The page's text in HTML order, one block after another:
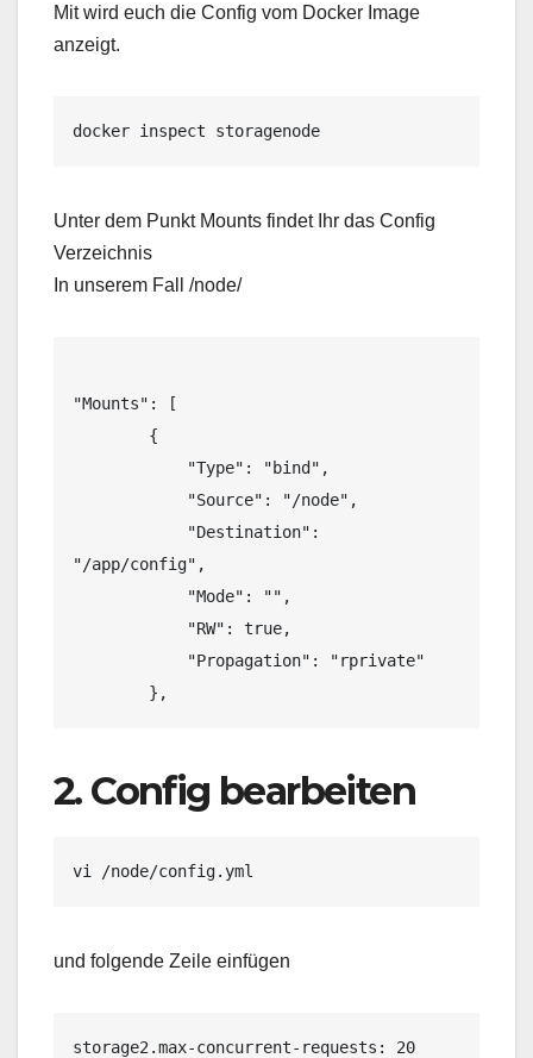
Mit wird euch die Config vom Docker Image
anzeigt.
docker inspect storagenode
Unter dem Punkt Mounts findet Ihr das Config
Verzeichnis
In unserem Fall /node/
"Mounts": [
"/app/config",
2. Config bearbeiten
vi /node/config.yml
und folgende Zeile einfügen
storage2.max-concurrent-requests: 20